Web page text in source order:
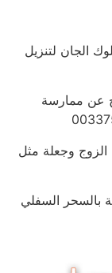
الجان لتنزيل
عن ممارسة
وجعلة مثل
بالسحر السفلي